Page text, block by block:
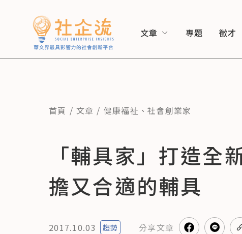
文章 專題 徵才
首頁 文章 健康福祉 、社會創業家
「輔具家」打造
擔又合適的輔具
2017.10.03 趨勢 分享文章